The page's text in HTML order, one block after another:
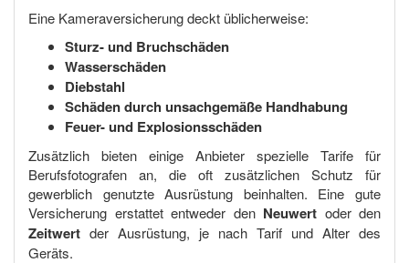
Eine Kameraversicherung deckt üblicherweise:
Sturz- und Bruchschäden
Wasserschäden
Diebstahl
Schäden durch unsachgemäße Handhabung
Feuer- und Explosionsschäden
Zusätzlich bieten einige Anbieter spezielle Tarife für
Berufsfotografen an, die oft zusätzlichen Schutz für
gewerblich genutzte Ausrüstung beinhalten. Eine gute
Versicherung erstattet entweder den Neuwert oder den
Zeitwert der Ausrüstung, je nach Tarif und Alter des
Geräts.